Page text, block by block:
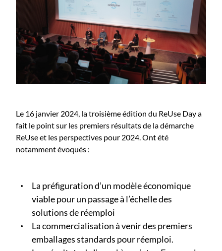
Le 16 janvier 2024, la troisième édition du ReUse Day a
fait le point sur les premiers résultats de la démarche
ReUse et les perspectives pour 2024. Ont été
notamment évoqués :
La préfiguration d’un modèle économique
viable pour un passage à l’échelle des
solutions de réemploi
La commercialisation à venir des premiers
emballages standards pour réemploi.